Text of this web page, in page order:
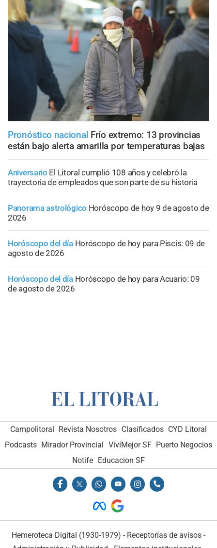
Pronóstico nacional Frío extremo: 13 provincias
están bajo alerta amarilla por temperaturas bajas
Aniversario El Litoral cumplió 108 años y celebró la
trayectoria de empleados que son parte de su historia
Panorama astrológico Horóscopo de hoy 9 de agosto de
2026
Horóscopo del día Horóscopo de hoy para Piscis: 09 de
agosto de 2026
Horóscopo del día Horóscopo de hoy para Acuario: 09
de agosto de 2026
Campolitoral Revista Nosotros Clasificados CYD Litoral
Podcasts Mirador Provincial VivíMejor SF Puerto Negocios
Notife
Educacion SF
Hemeroteca Digital (1930-1979) - Receptorías de avisos -